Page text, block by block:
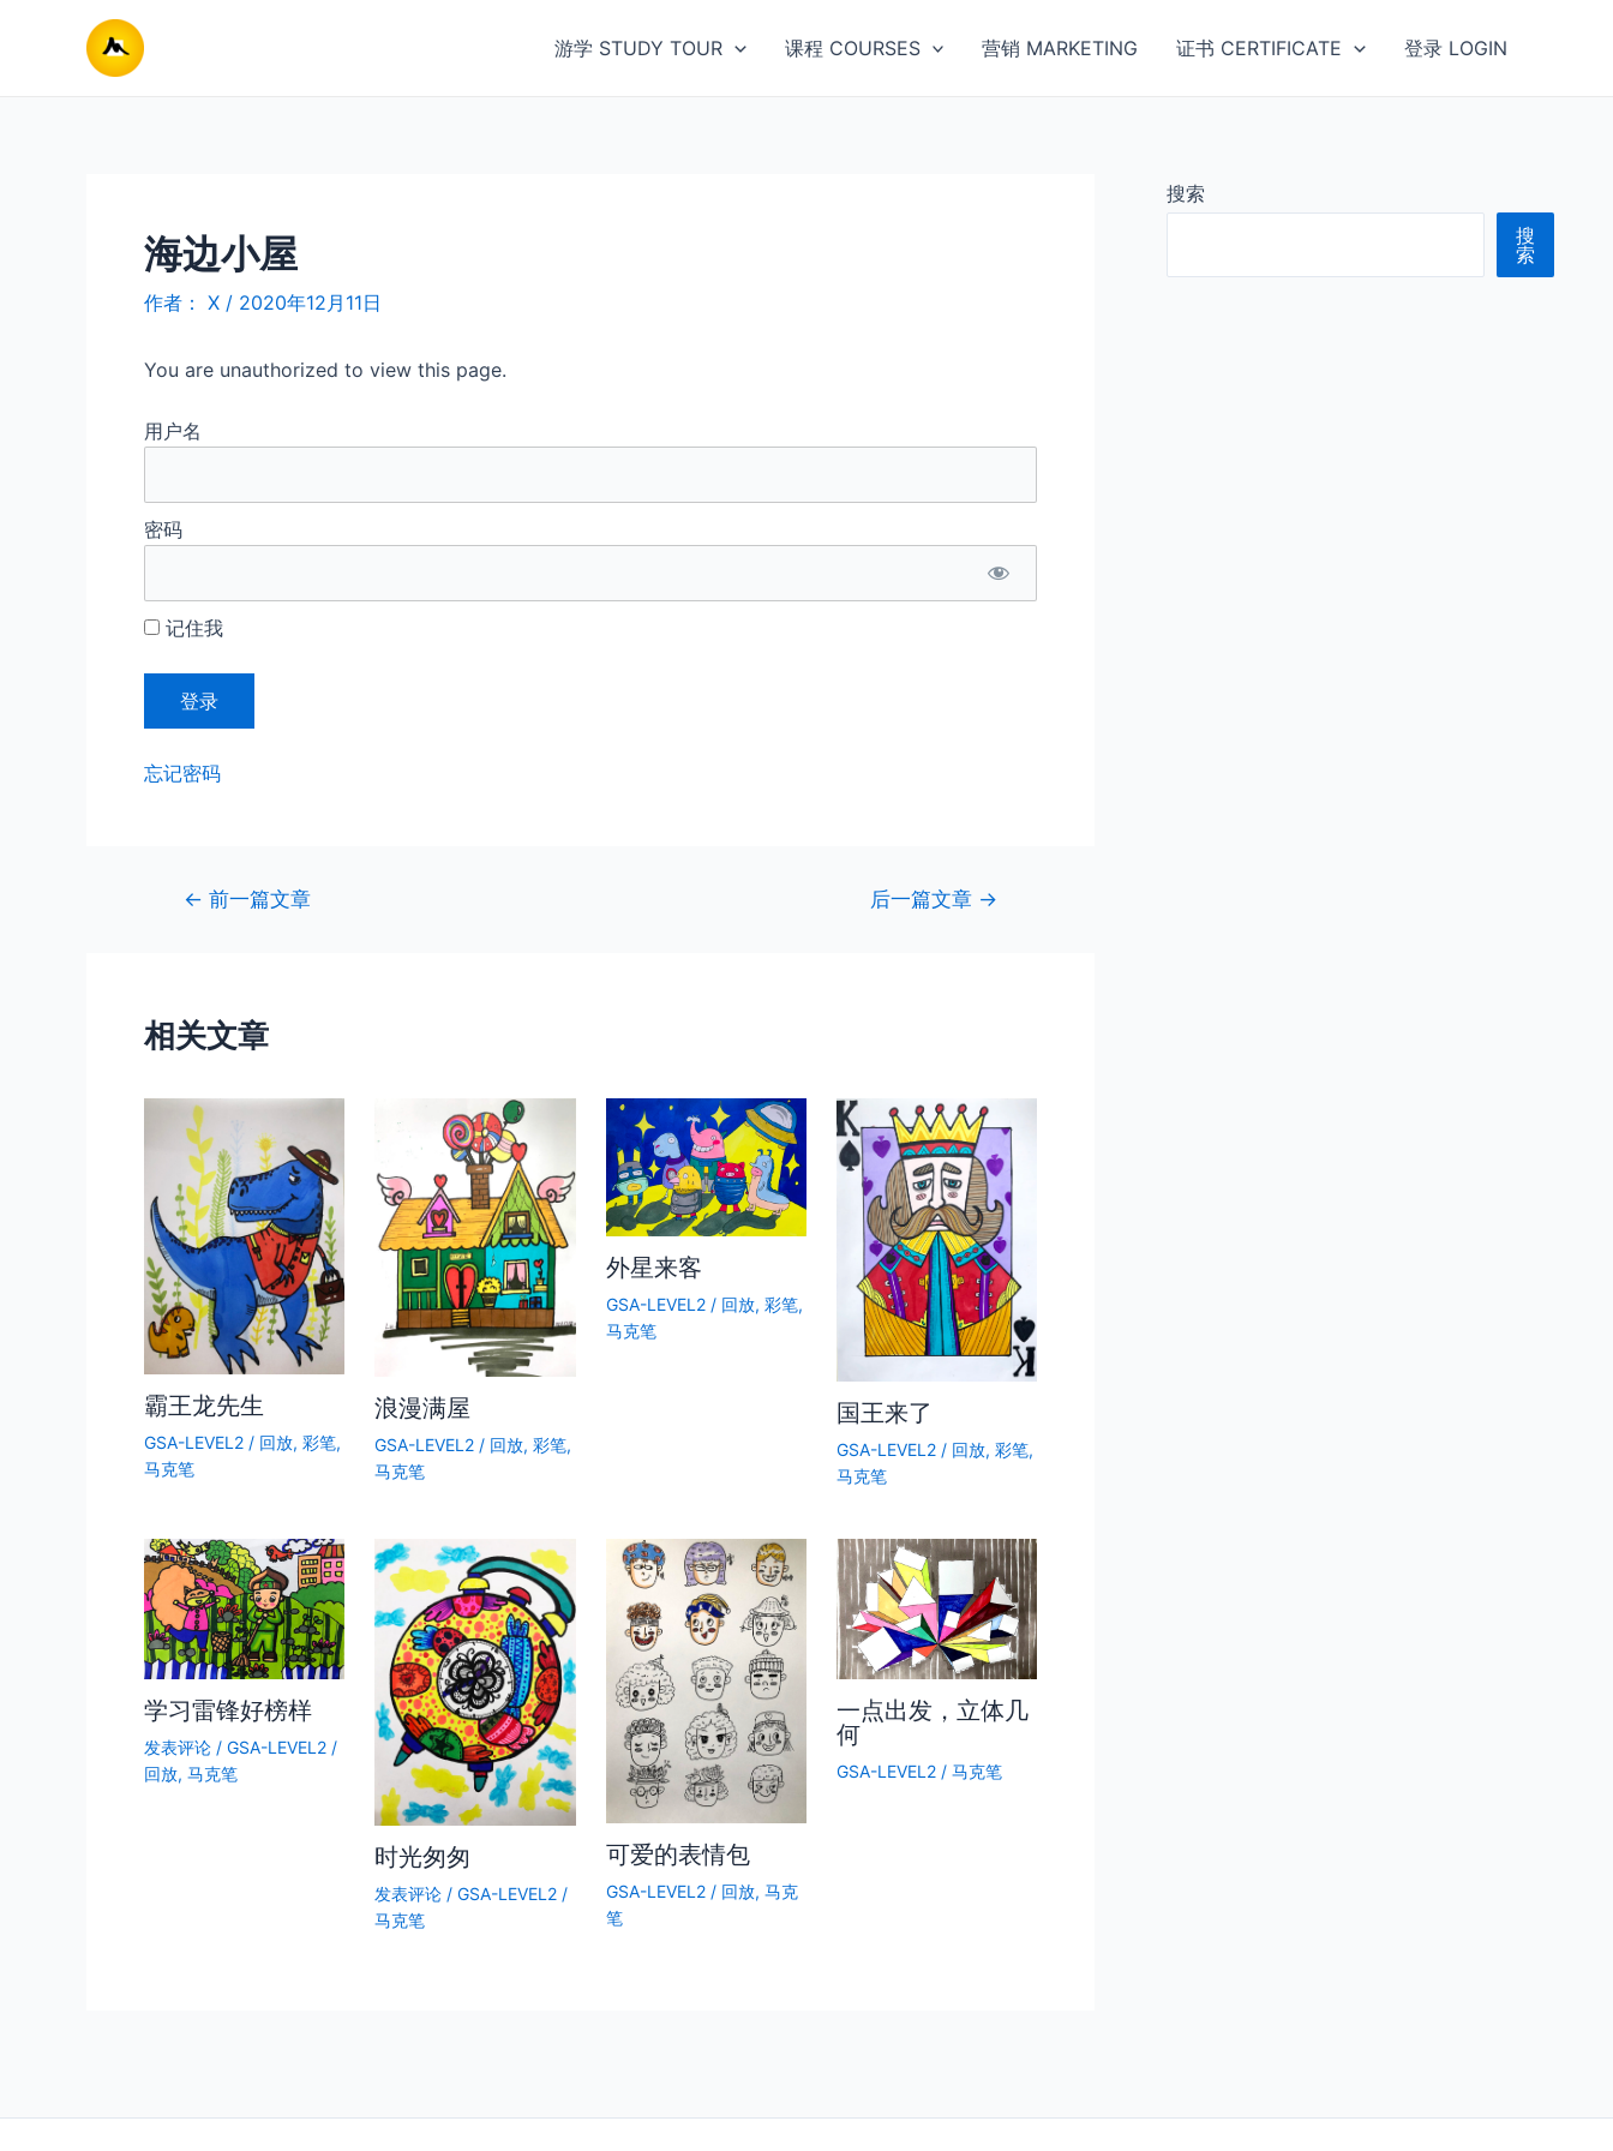
游学 STUDY TOUR 课程 COURSES 营销 MARKETING 证书 CERTIFICATE 登录 LOGIN
海边小屋
作者： X / 2020年12月11日
You are unauthorized to view this page.
用户名
密码
记住我
忘记密码
← 前一篇文章 后一篇文章 →
相关文章
霸王龙先生
GSA-LEVEL2 / 回放, 彩笔,
马克笔
浪漫满屋
GSA-LEVEL2 / 回放,彩笔,
马克笔
外星来客
GSA-LEVEL2/ 回放, 彩笔,
马克笔
国王来了
GSA-LEVEL2/ 回放, 彩笔,
马克笔
学习雷锋好榜样
发表评论 / GSA-LEVEL2 /
回放, 马克笔
时光匆匆
发表评论 /GSA-LEVEL2 /
马克笔
可爱的表情包
GSA-LEVEL2/ 回放, 马克
笔
一点出发，立体几
何
GSA-LEVEL2/ 马克笔
搜索
搜
索